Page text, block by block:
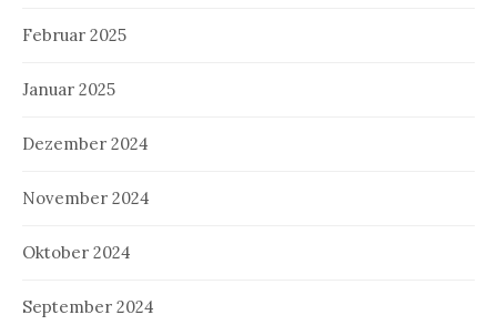
Februar 2025
Januar 2025
Dezember 2024
November 2024
Oktober 2024
September 2024